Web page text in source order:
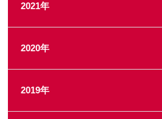
2021年
2020年
2019年